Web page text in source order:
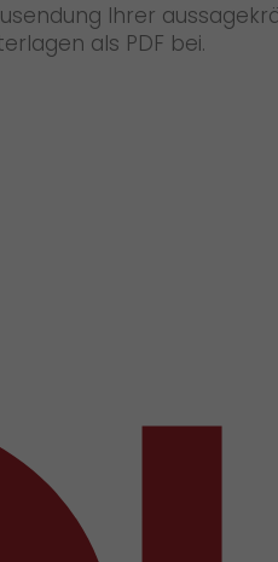
Ihrer
als PDF bei.